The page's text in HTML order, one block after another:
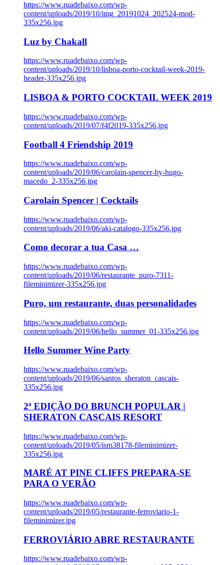
https://www.ruadebaixo.com/wp-
content/uploads/2019/10/img_20191024_202524-mod-
335x256.jpg
Luz by Chakall
https://www.ruadebaixo.com/wp-
content/uploads/2019/10/lisboa-porto-cocktail-week-2019-
header-335x256.jpg
LISBOA & PORTO COCKTAIL WEEK 2019
https://www.ruadebaixo.com/wp-
content/uploads/2019/07/f4f2019-335x256.jpg
Football 4 Friendship 2019
https://www.ruadebaixo.com/wp-
content/uploads/2019/06/carolain-spencer-by-hugo-
macedo_2-335x256.jpg
Carolain Spencer | Cocktails
https://www.ruadebaixo.com/wp-
content/uploads/2019/06/aki-catalogo-335x256.jpg
Como decorar a tua Casa …
https://www.ruadebaixo.com/wp-
content/uploads/2019/06/restaurante_puro-7311-
fileminimizer-335x256.jpg
Puro, um restaurante, duas personalidades
https://www.ruadebaixo.com/wp-
content/uploads/2019/06/hello_summer_01-335x256.jpg
Hello Summer Wine Party
https://www.ruadebaixo.com/wp-
content/uploads/2019/06/santos_sheraton_cascais-
335x256.jpg
2ª EDIÇÃO DO BRUNCH POPULAR |
SHERATON CASCAIS RESORT
https://www.ruadebaixo.com/wp-
content/uploads/2019/05/ism38178-fileminimizer-
335x256.jpg
MARÉ AT PINE CLIFFS PREPARA-SE
PARA O VERÃO
https://www.ruadebaixo.com/wp-
content/uploads/2019/05/restaurante-ferroviario-1-
fileminimizer.jpg
FERROVIÁRIO ABRE RESTAURANTE
https://www.ruadebaixo.com/wp-